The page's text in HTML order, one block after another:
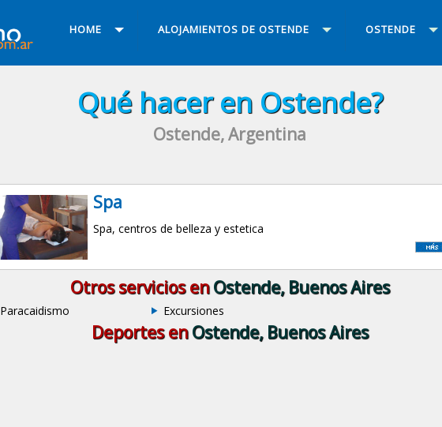
HOME ALOJAMIENTOS DE OSTENDE OSTENDE
Qué hacer en Ostende?
Ostende, Argentina
Spa
Spa, centros de belleza y estetica
Otros servicios enOstende, Buenos Aires
Paracaidismo Excursiones
Deportes enOstende, Buenos Aires